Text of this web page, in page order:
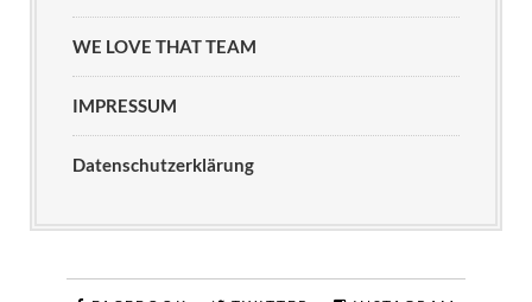
WE LOVE THAT TEAM
IMPRESSUM
Datenschutzerklärung